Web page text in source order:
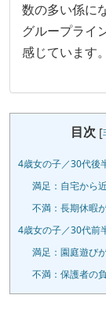
数の多い係に
グループライ
感じています。
目次 [
4歳女の子／30代後
満足：自宅から
不満：長期休暇
4歳女の子／30代前
満足：園庭遊び
不満：保護者の